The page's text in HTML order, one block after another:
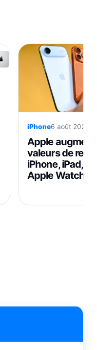
iPhone6 août 2026 à
Apple
valeurs de
iPhone, iPad,
Apple Watch